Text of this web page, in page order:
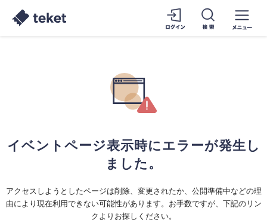
イベントページ表示時にエラーが発生し
ました。
アクセスしようとしたページは削除、変更されたか、公開準備中などの理
由により現在利用できない可能性があります。お手数ですが、下記のリン
クよりお探しください。